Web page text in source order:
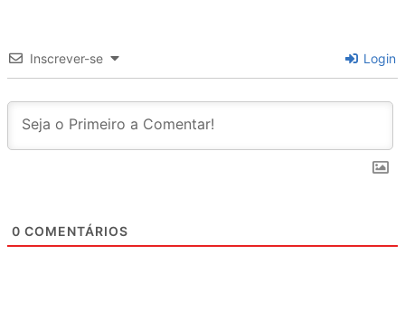
Inscrever-se Login
0 COMENTÁRIOS